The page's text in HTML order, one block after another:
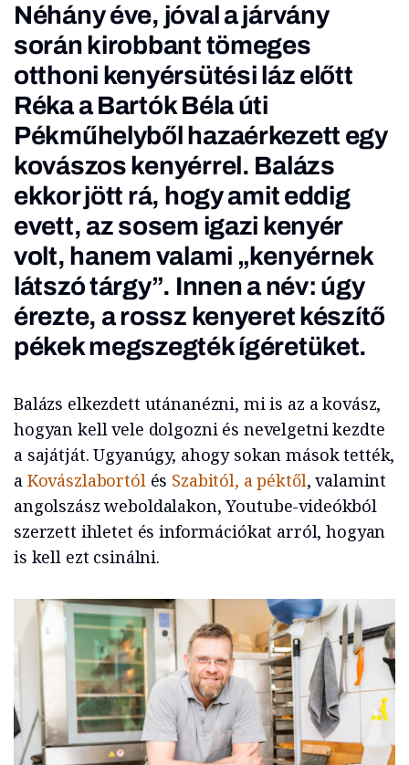
Néhány éve, jóval a járvány
során kirobbant tömeges
otthoni kenyérsütési láz előtt
Réka a Bartók Béla úti
Pékműhelyből hazaérkezett egy
kovászos kenyérrel. Balázs
ekkor jött rá, hogy amit eddig
evett, az sosem igazi kenyér
volt, hanem valami „kenyérnek
látszó tárgy”. Innen a név: úgy
érezte, a rossz kenyeret készítő
pékek megszegték ígéretüket.
Balázs elkezdett utánanézni, mi is az a kovász,
hogyan kell vele dolgozni és nevelgetni kezdte
a sajátját. Ugyanúgy, ahogy sokan mások tették,
a Kovászlabortólés Szabitól, a péktől, valamint
angolszász weboldalakon, Youtube-videókból
szerzett ihletet és információkat arról, hogyan
is kell ezt csinálni.